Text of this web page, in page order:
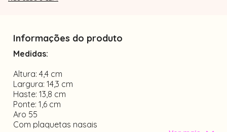
Informações do produto
Medidas:
Altura: 4,4 cm
Largura: 14,3 cm
Haste: 13,8 cm
Ponte: 1,6 cm
Aro 55
Com plaquetas nasais